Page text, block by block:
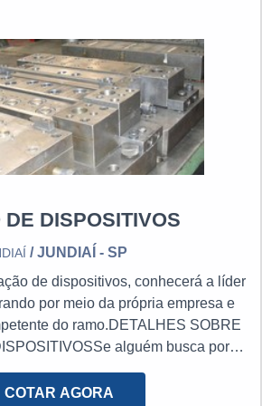
DISPOSITIVOS
/ JUNDIAÍ - SP
de dispositivos, conhecerá a líder
por meio da própria empresa e
do ramo.DETALHES SOBRE
alguém busca por
até a Ferramentaria Jundiaí. É
COTAR AGORA